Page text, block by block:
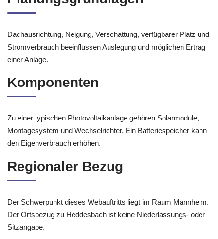
Dachausrichtung, Neigung, Verschattung, verfügbarer Platz und
Stromverbrauch beeinflussen Auslegung und möglichen Ertrag
einer Anlage.
Komponenten
Zu einer typischen Photovoltaikanlage gehören Solarmodule,
Montagesystem und Wechselrichter. Ein Batteriespeicher kann
den Eigenverbrauch erhöhen.
Regionaler Bezug
Der Schwerpunkt dieses Webauftritts liegt im Raum Mannheim.
Der Ortsbezug zu Heddesbach ist keine Niederlassungs- oder
Sitzangabe.